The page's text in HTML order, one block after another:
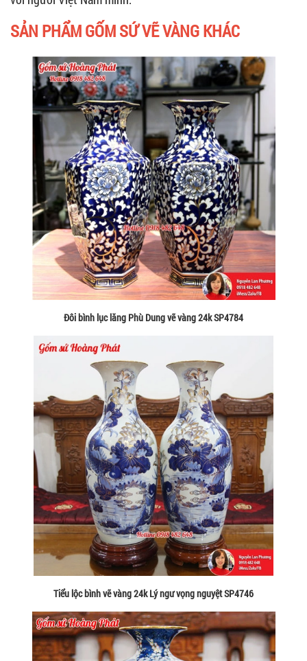
SẢN PHẨM GỐM SỨ VẼ VÀNG KHÁC
Đôi bình lục lăng Phù Dung vẽ vàng 24k SP4784
Tiểu lộc bình vẽ vàng 24k Lý ngư vọng nguyệt SP4746